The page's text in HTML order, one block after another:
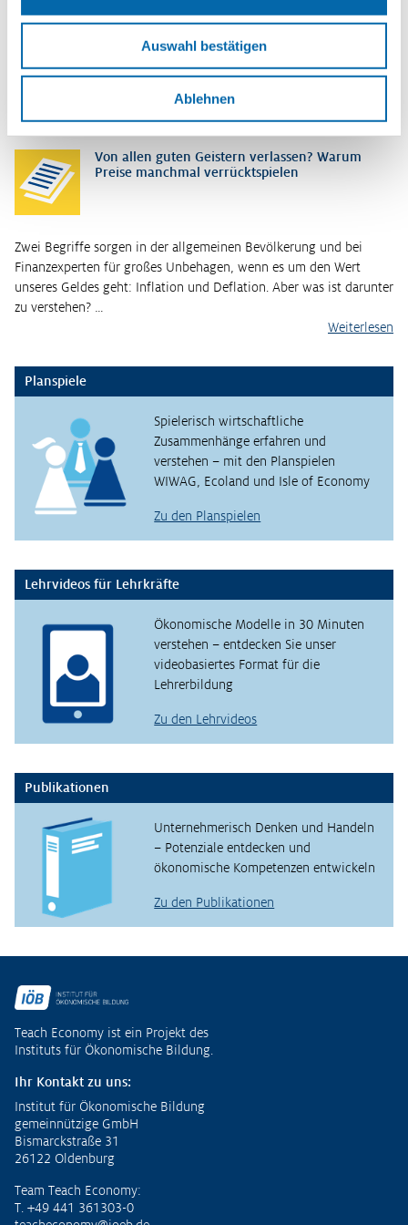
Auswahl bestätigen
Ablehnen
So könnte es weitergehen
Von allen guten Geistern verlassen? Warum
Preise manchmal verrücktspielen
Zwei Begriffe sorgen in der allgemeinen Bevölkerung und bei
Finanzexperten für großes Unbehagen, wenn es um den Wert
unseres Geldes geht: Inflation und Deflation. Aber was ist darunter
zu verstehen? …
Weiterlesen
Planspiele
Spielerisch wirtschaftliche
Zusammenhänge erfahren und
verstehen – mit den Planspielen
WIWAG, Ecoland und Isle of Economy
Zu den Planspielen
Lehrvideos für Lehrkräfte
Ökonomische Modelle in 30 Minuten
verstehen – entdecken Sie unser
videobasiertes Format für die
Lehrerbildung
Zu den Lehrvideos
Publikationen
Unternehmerisch Denken und Handeln
– Potenziale entdecken und
ökonomische Kompetenzen entwickeln
Zu den Publikationen
Teach Economy ist ein Projekt des
Instituts für Ökonomische Bildung.
Ihr Kontakt zu uns:
Institut für Ökonomische Bildung
gemeinnützige GmbH
Bismarckstraße 31
26122 Oldenburg
Team Teach Economy:
T. +49 441 361303-0